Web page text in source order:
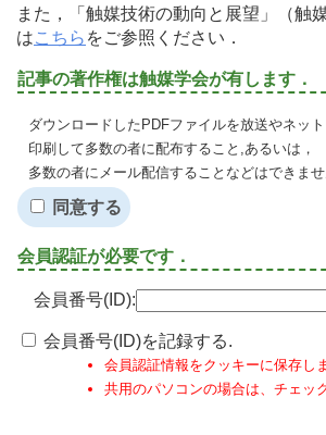
また，「触媒技術の動向と展望」（触
はこちら をご参照ください．
記事の著作権は触媒学会が有します．
ダウンロードしたPDFファイルを放送やネッ
印刷して多数の者に配布すること,あるいは，
多数の者にメール配信することなどはできませ
同意する
会員認証が必要です．
会員番号(ID):
会員番号(ID)を記録する.
会員認証情報をクッキーに保存し
共用のパソコンの場合は、チェッ